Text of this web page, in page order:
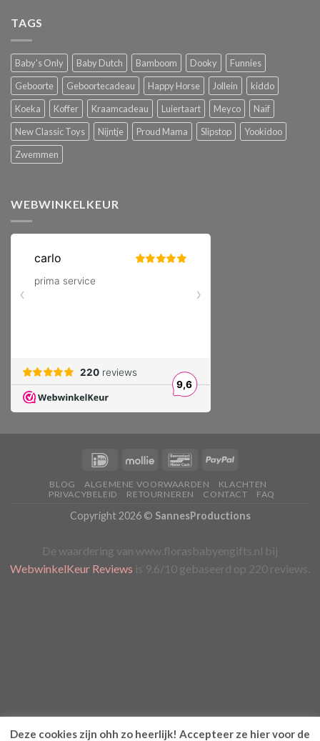
TAGS
Baby's Only Baby Dutch Bamboom Dooky
Funnies
Geboorte
Geboortecadeau Happy Horse Jollein
kiddo
Koeka
Koffer Kraamcadeau Luiertaart Meyco
Naïf
New Classic Toys
Nijntje Proud Mama Slipstop
Yookidoo
Zwemmen
WEBWINKELKEUR
BLOG ALGEMENE VOORWAARDEN
KLACHTEN
PRIVACYBELEID
RETOURNEREN CONTACT FAQ
Copyright 2026 © SannesProductions
Deze cookies zijn ohh zo heerlijk! Accepteer ze hier voor de
De waardering van www.florasbabyengifts.nl bij
WebwinkelKeur Reviews is 9.6/10 gebaseerd op 220 reviews.